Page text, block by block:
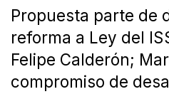
Propuesta parte de
reforma a Ley del
Felipe Calderón;
compromiso de